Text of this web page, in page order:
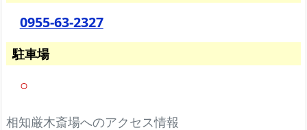
相知厳木斎場へのアクセス情報
0955-63-2327
駐車場
○